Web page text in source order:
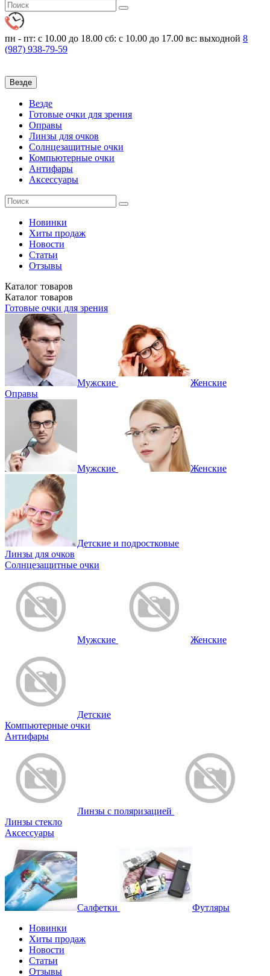
пн - пт: с 10.00 до 18.00 сб: с 10.00 до 17.00 вс: выходной 8
(987) 938-79-59
Везде
Везде
Готовые очки для зрения
Оправы
Линзы для очков
Солнцезащитные очки
Компьютерные очки
Антифары
Аксессуары
Новинки
Хиты продаж
Новости
Статьи
Отзывы
Каталог товаров
Каталог товаров
Готовые очки для зрения
Мужские
Женские
Оправы
Мужские Женские
Детские и подростковые
Линзы для очков
Солнцезащитные очки
Мужские Женские
Детские
Компьютерные очки
Антифары
Линзы с поляризацией
Линзы стекло
Аксессуары
Салфетки
Футляры
Новинки
Хиты продаж
Новости
Статьи
Отзывы